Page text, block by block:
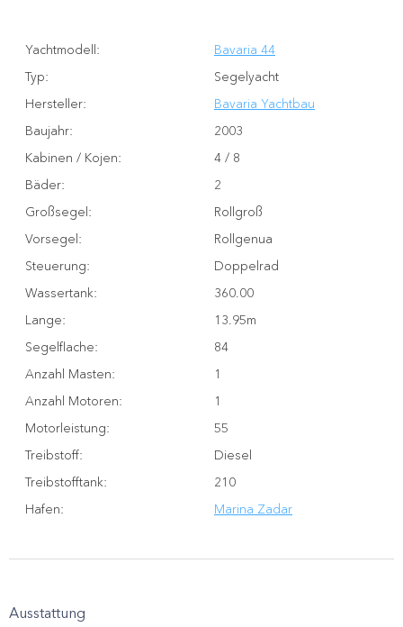
Yachtmodell:
Bavaria 44
Typ:
Segelyacht
Hersteller:
Bavaria Yachtbau
Baujahr:
2003
Kabinen / Kojen:
4 / 8
Bäder:
2
Großsegel:
Rollgroß
Vorsegel:
Rollgenua
Steuerung:
Doppelrad
Wassertank:
360.00
Lange:
13.95m
Segelflache:
84
Anzahl Masten:
1
Anzahl Motoren:
1
Motorleistung:
55
Treibstoff:
Diesel
Treibstofftank:
210
Hafen: Marina Zadar
Ausstattung